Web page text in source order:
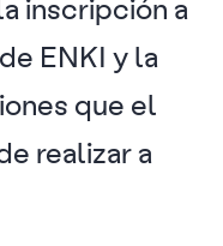
ENKI y la
que el
realizar a